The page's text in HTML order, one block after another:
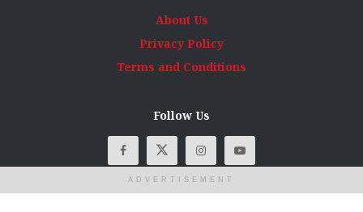
About Us
Privacy Policy
Terms and Conditions
Follow Us
ADVERTISEMENT